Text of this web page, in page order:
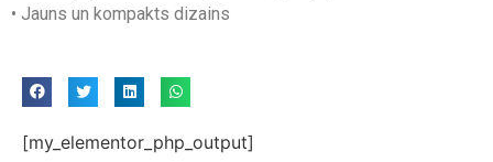
• Jauns un kompakts dizains
[my_elementor_php_output]